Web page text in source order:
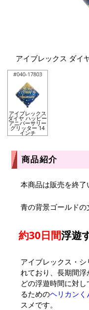
アイブレックス ダイ
#040-17803
アイブレックス
ダイヤ ハッピー
アニバーサリー
グリッター 14
インチ
商品紹介
本商品は販売を終了
青の背景ゴールド
約30日間浮遊
アイブレックス・
れており、長期間
どの浮遊時間に対
るためのヘリカンく
スメです。